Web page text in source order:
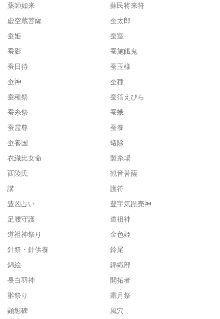
薬師如来
蘇民将来符
虚空蔵菩薩
蚕太郎
蚕姫
蚕室
蚕影
蚕施餓鬼
蚕日待
蚕玉様
蚕神
蚕種
蚕種祭
蚕箔えびら
蚕糸祭
蚕蛾
蚕霊尊
蚕養
蚕養国
蟻除
衣織比女命
製糸場
西陵氏
観音菩薩
講
護符
豊凶占い
豊宇気毘売神
足腰守護
道祖神
道祖神祭り
金色姫
針祭・針供養
鈴尾
錦絵
錦織部
長白羽神
開拓者
雛祭り
霜月祭
顕彰碑
風穴